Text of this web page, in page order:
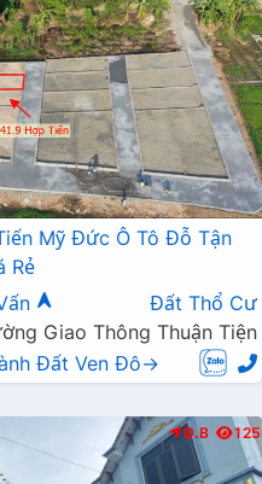
Mỹ Đức Ô Tô Đỗ Tận
Rẻ
Đất Thổ Cư
Giao Thông Thuận Tiện
Đất Ven Đô→
Đ.B 125